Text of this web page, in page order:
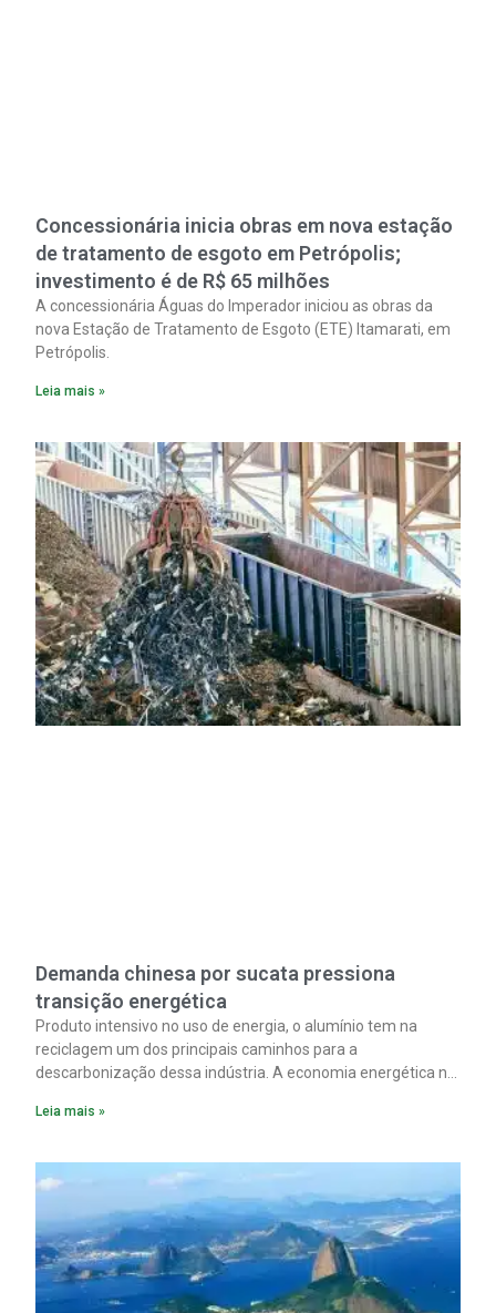
Concessionária inicia obras em nova estação
de tratamento de esgoto em Petrópolis;
investimento é de R$ 65 milhões
A concessionária Águas do Imperador iniciou as obras da
nova Estação de Tratamento de Esgoto (ETE) Itamarati, em
Petrópolis.
Leia mais »
Demanda chinesa por sucata pressiona
transição energética
Produto intensivo no uso de energia, o alumínio tem na
reciclagem um dos principais caminhos para a
descarbonização dessa indústria. A economia energética na
material. A produção de um alumínio mais limpo, no entanto,
insumo, a sucata, devido, sobretudo, ao interesse chinês
pela matéria-prima.
Leia mais »